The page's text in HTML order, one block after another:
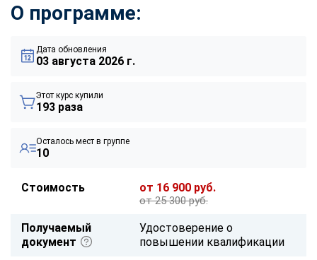
О программе:
Дата обновления
03 августа 2026 г.
Этот курс купили
193 раза
Осталось мест в группе
10
Стоимость от 16 900 руб.
от 25 300 руб.
Получаемый
документ
Удостоверение о
повышении квалификации